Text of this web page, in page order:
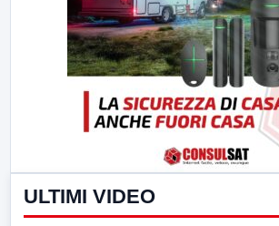
ULTIMI VIDEO